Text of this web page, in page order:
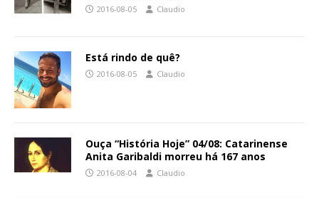
2016-08-05 Claudio
Está rindo de quê?
2016-08-05 Claudio
Ouça “História Hoje” 04/08: Catarinense
Anita Garibaldi morreu há 167 anos
2016-08-04 Claudio